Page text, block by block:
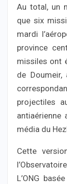
Au total, un
que six
mardi
province
missiles ont
de
projectiles
antiaérienne
média du
Cette
L’ONG